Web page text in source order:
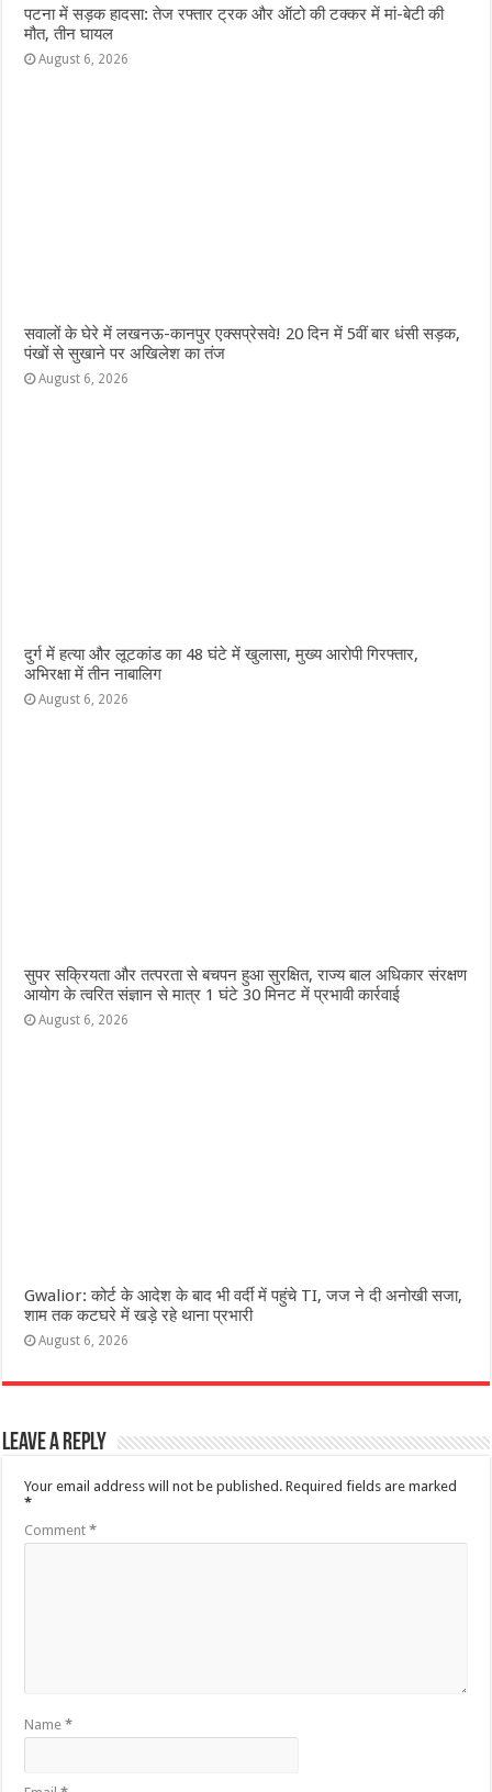
पटना में सड़क हादसा: तेज रफ्तार ट्रक और ऑटो की टक्कर में मां-बेटी की
मौत, तीन घायल
August 6, 2026
सवालों के घेरे में लखनऊ-कानपुर एक्सप्रेसवे! 20 दिन में 5वीं बार धंसी सड़क,
पंखों से सुखाने पर अखिलेश का तंज
August 6, 2026
दुर्ग में हत्या और लूटकांड का 48 घंटे में खुलासा, मुख्य आरोपी गिरफ्तार,
अभिरक्षा में तीन नाबालिग
August 6, 2026
सुपर सक्रियता और तत्परता से बचपन हुआ सुरक्षित, राज्य बाल अधिकार संरक्षण
आयोग के त्वरित संज्ञान से मात्र 1 घंटे 30 मिनट में प्रभावी कार्रवाई
August 6, 2026
Gwalior: कोर्ट के आदेश के बाद भी वर्दी में पहुंचे TI, जज ने दी अनोखी सजा,
शाम तक कटघरे में खड़े रहे थाना प्रभारी
August 6, 2026
Leave a Reply
Your email address will not be published. Required fields are marked
*
Comment*
Name*